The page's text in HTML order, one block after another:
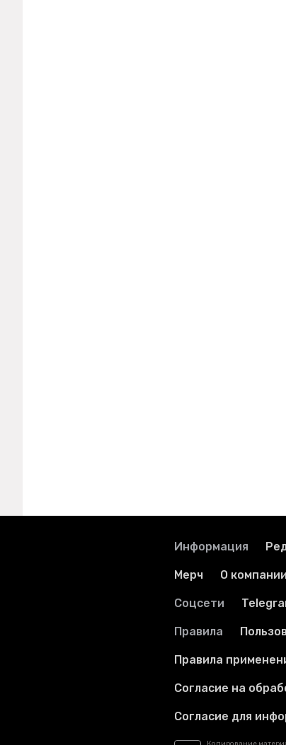
Информация
Мерч О компании
Соцсети
Правила
Правила
Согласие на
Согласие для